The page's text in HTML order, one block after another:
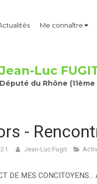
Me connaître
Luc
Député du Rhône
-
Jean-Luc Fugit
DE MES CONCITOYENS…